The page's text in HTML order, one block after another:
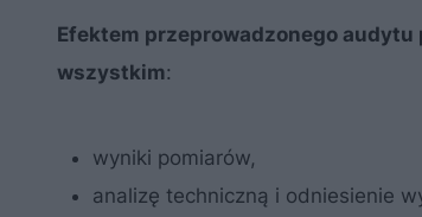
Efektem przeprowadzonego audytu
wszystkim:
wyniki pomiarów,
analizę techniczną i odniesienie